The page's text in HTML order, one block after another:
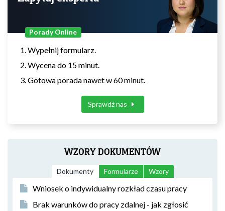
Porady Online
Wypełnij formularz.
Wycena do 15 minut.
Gotowa porada nawet w 60 minut.
Sprawdź nas
WZORY DOKUMENTÓW
Dokumenty Formularze Wzory
Wniosek o indywidualny rozkład czasu pracy
Brak warunków do pracy zdalnej - jak zgłosić